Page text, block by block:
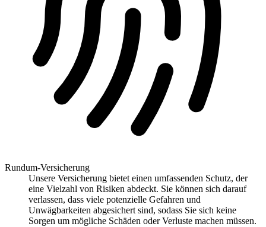
Rundum-Versicherung
Unsere Versicherung bietet einen umfassenden Schutz, der
eine Vielzahl von Risiken abdeckt. Sie können sich darauf
verlassen, dass viele potenzielle Gefahren und
Unwägbarkeiten abgesichert sind, sodass Sie sich keine
Sorgen um mögliche Schäden oder Verluste machen müssen.